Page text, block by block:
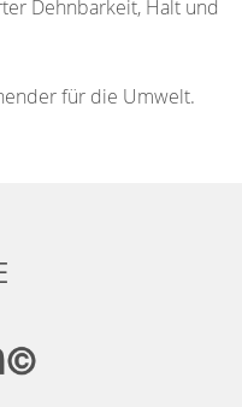
Dehnbarkeit, Halt und
für die Umwelt.